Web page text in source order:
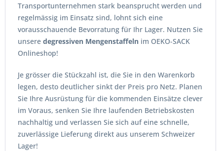
Transportunternehmen stark beansprucht werden und
regelmässig im Einsatz sind, lohnt sich eine
vorausschauende Bevorratung für Ihr Lager. Nutzen Sie
unsere degressiven Mengenstaffeln im OEKO-SACK
Onlineshop!
Je grösser die Stückzahl ist, die Sie in den Warenkorb
legen, desto deutlicher sinkt der Preis pro Netz. Planen
Sie Ihre Ausrüstung für die kommenden Einsätze clever
im Voraus, senken Sie Ihre laufenden Betriebskosten
nachhaltig und verlassen Sie sich auf eine schnelle,
zuverlässige Lieferung direkt aus unserem Schweizer
Lager!